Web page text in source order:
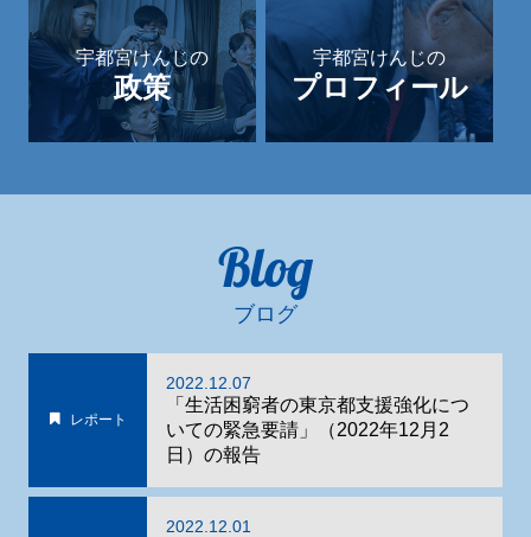
宇都宮けんじの
政策
宇都宮けんじの
プロフィール
Blog
ブログ
レポート
2022.12.07
「生活困窮者の東京都支援強化につ
いての緊急要請」（2022年12月2
日）の報告
2022.12.01